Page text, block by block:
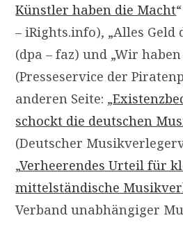
Künstler haben die Macht
– iRights.info), „Alles Geld
(dpa – faz) und „Wir
(Presseservice der
anderen Seite: „
schockt die deutschen
(Deutscher
„Verheerendes Urteil für
mittelständische
Verband unabhängiger